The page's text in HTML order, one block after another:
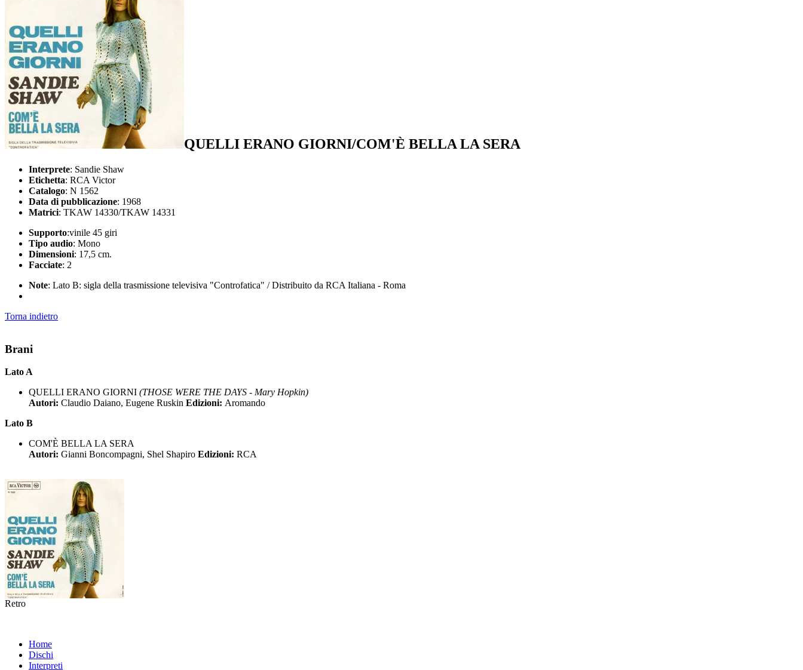
QUELLI ERANO GIORNI/COM'È BELLA LA SERA
Interprete: Sandie Shaw
Etichetta: RCA Victor
Catalogo: N 1562
Data di pubblicazione: 1968
Matrici: TKAW 14330/TKAW 14331
Supporto:vinile 45 giri
Tipo audio: Mono
Dimensioni: 17,5 cm.
Facciate: 2
Note: Lato B: sigla della trasmissione televisiva "Controfatica" / Distribuito da RCA Italiana - Roma
Torna indietro
Brani
Lato A
QUELLI ERANO GIORNI (THOSE WERE THE DAYS - Mary Hopkin)
Autori: Claudio Daiano, Eugene Ruskin Edizioni: Aromando
Lato B
COM'È BELLA LA SERA
Autori: Gianni Boncompagni, Shel Shapiro Edizioni: RCA
Retro
Home
Dischi
Interpreti